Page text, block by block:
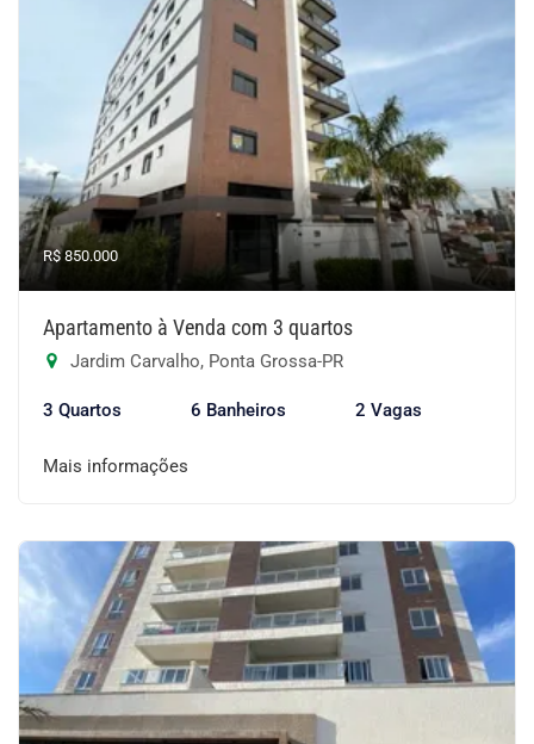
R$ 850.000
Apartamento à Venda com 3 quartos
Jardim Carvalho, Ponta Grossa-PR
3 Quartos 6 Banheiros 2 Vagas
Mais informações